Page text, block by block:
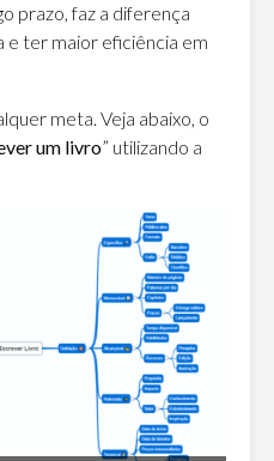
prazo, faz a diferença
e ter maior eficiência em
meta. Veja abaixo, o
um livro” utilizando a